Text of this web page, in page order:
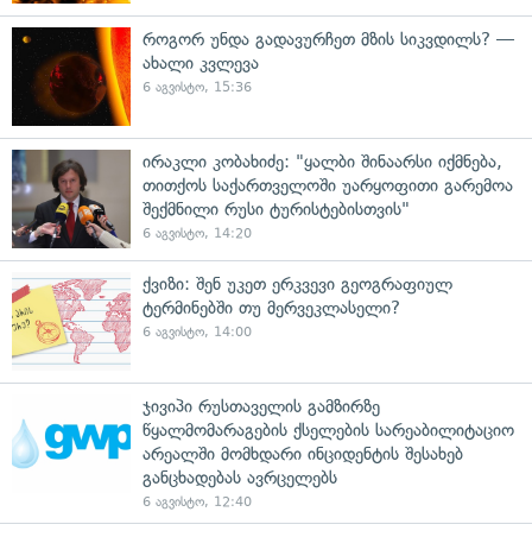
როგორ უნდა გადავურჩეთ მზის სიკვდილს? —
ახალი კვლევა
6 აგვისტო, 15:36
ირაკლი კობახიძე: "ყალბი შინაარსი იქმნება,
თითქოს საქართველოში უარყოფითი გარემოა
შექმნილი რუსი ტურისტებისთვის"
6 აგვისტო, 14:20
ქვიზი: შენ უკეთ ერკვევი გეოგრაფიულ
ტერმინებში თუ მერვეკლასელი?
6 აგვისტო, 14:00
ჯივიპი რუსთაველის გამზირზე
წყალმომარაგების ქსელების სარეაბილიტაციო
არეალში მომხდარი ინციდენტის შესახებ
განცხადებას ავრცელებს
6 აგვისტო, 12:40